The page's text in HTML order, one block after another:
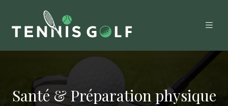
Santé & Préparation physique